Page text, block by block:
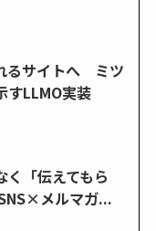
るサイトへ ミツ
すLLMO実装
く「伝えてもら
メルマガ...